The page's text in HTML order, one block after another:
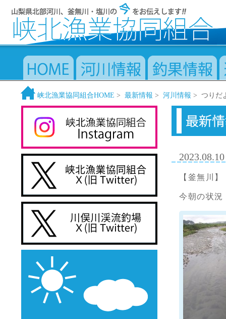
峡北漁業協同組合HOME > 最新情報 > 河川情報 > つりだ
2023.08.10
【釜無川】
今朝の状況